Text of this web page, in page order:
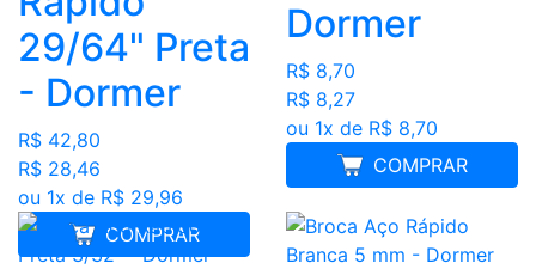
29/64" Preta
- Dormer
R$ 42,80
R$ 28,46
ou 1x de R$ 29,96
COMPRAR
Dormer
R$ 8,70
R$ 8,27
ou 1x de R$ 8,70
COMPRAR